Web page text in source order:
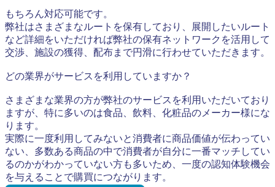
もちろん対応可能です。
弊社はさまざまなルートを保有しており、展開したいルート
など詳細をいただければ弊社の保有ネットワークを活用して
交渉、施設の獲得、配布まで円滑に行わせていただきます。
どの業界がサービスを利用していますか？
さまざまな業界の方が弊社のサービスを利用いただいており
ますが、特に多いのは食品、飲料、化粧品のメーカー様にな
ります。
実際に一度利用してみないと消費者に商品価値が伝わってい
ない、多数ある商品の中で消費者が自分に一番マッチしてい
るのかがわかっていない方も多いため、一度の認知体験機会
を与えることで購買につながります。